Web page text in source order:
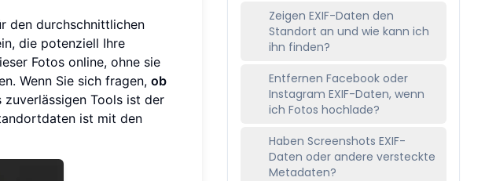
den durchschnittlichen
die potenziell Ihre
Fotos online, ohne sie
Wenn Sie sich fragen, ob
Tools ist der
ist mit den
Zeigen EXIF-Daten den
Standort an und wie kann ich
ihn finden?
Entfernen Facebook oder
Instagram EXIF-Daten, wenn
ich Fotos hochlade?
Haben Screenshots EXIF-
Daten oder andere versteckte
Metadaten?